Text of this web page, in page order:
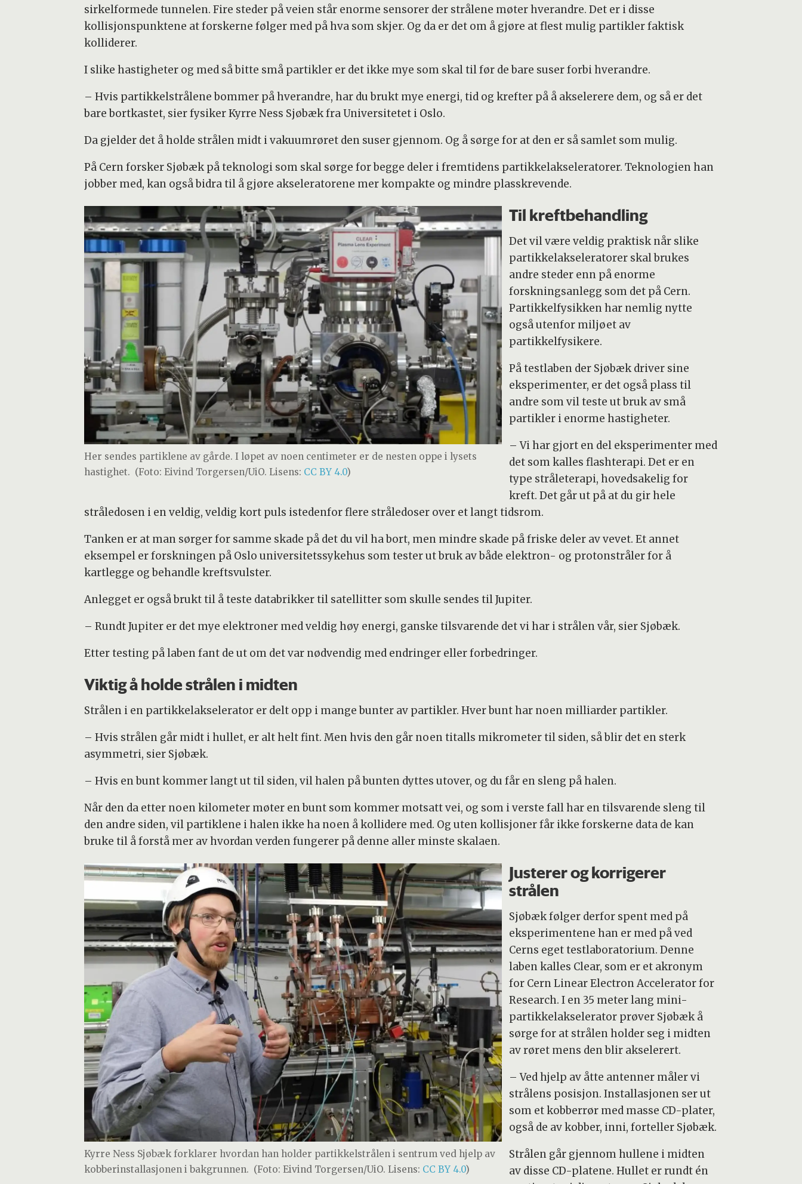
sirkelformede tunnelen. Fire steder på veien står enorme sensorer der strålene møter hverandre. Det er i disse
kollisjonspunktene at forskerne følger med på hva som skjer. Og da er det om å gjøre at flest mulig partikler faktisk
kolliderer.
I slike hastigheter og med så bitte små partikler er det ikke mye som skal til før de bare suser forbi hverandre.
– Hvis partikkelstrålene bommer på hverandre, har du brukt mye energi, tid og krefter på å akselerere dem, og så er det
bare bortkastet, sier fysiker Kyrre Ness Sjøbæk fra Universitetet i Oslo.
Da gjelder det å holde strålen midt i vakuumrøret den suser gjennom. Og å sørge for at den er så samlet som mulig.
På Cern forsker Sjøbæk på teknologi som skal sørge for begge deler i fremtidens partikkelakseleratorer. Teknologien han
jobber med, kan også bidra til å gjøre akseleratorene mer kompakte og mindre plasskrevende.
Her sendes partiklene av gårde. I løpet av noen centimeter er de nesten oppe i lysets
hastighet. (Foto: Eivind Torgersen/UiO. Lisens: CC BY 4.0)
Til kreftbehandling
Det vil være veldig praktisk når slike
partikkelakseleratorer skal brukes
andre steder enn på enorme
forskningsanlegg som det på Cern.
Partikkelfysikken har nemlig nytte
også utenfor miljøet av
partikkelfysikere.
På testlaben der Sjøbæk driver sine
eksperimenter, er det også plass til
andre som vil teste ut bruk av små
partikler i enorme hastigheter.
– Vi har gjort en del eksperimenter med
det som kalles flashterapi. Det er en
type stråleterapi, hovedsakelig for
kreft. Det går ut på at du gir hele
stråledosen i en veldig, veldig kort puls istedenfor flere stråledoser over et langt tidsrom.
Tanken er at man sørger for samme skade på det du vil ha bort, men mindre skade på friske deler av vevet. Et annet
eksempel er forskningen på Oslo universitetssykehus som tester ut bruk av både elektron- og protonstråler for å
kartlegge og behandle kreftsvulster.
Anlegget er også brukt til å teste databrikker til satellitter som skulle sendes til Jupiter.
– Rundt Jupiter er det mye elektroner med veldig høy energi, ganske tilsvarende det vi har i strålen vår, sier Sjøbæk.
Etter testing på laben fant de ut om det var nødvendig med endringer eller forbedringer.
Viktig å holde strålen i midten
Strålen i en partikkelakselerator er delt opp i mange bunter av partikler. Hver bunt har noen milliarder partikler.
– Hvis strålen går midt i hullet, er alt helt fint. Men hvis den går noen titalls mikrometer til siden, så blir det en sterk
asymmetri, sier Sjøbæk.
– Hvis en bunt kommer langt ut til siden, vil halen på bunten dyttes utover, og du får en sleng på halen.
Når den da etter noen kilometer møter en bunt som kommer motsatt vei, og som i verste fall har en tilsvarende sleng til
den andre siden, vil partiklene i halen ikke ha noen å kollidere med. Og uten kollisjoner får ikke forskerne data de kan
bruke til å forstå mer av hvordan verden fungerer på denne aller minste skalaen.
Kyrre Ness Sjøbæk forklarer hvordan han holder partikkelstrålen i sentrum ved hjelp av
kobberinstallasjonen i bakgrunnen. (Foto: Eivind Torgersen/UiO. Lisens: CC BY 4.0)
Justerer og korrigerer
strålen
Sjøbæk følger derfor spent med på
eksperimentene han er med på ved
Cerns eget testlaboratorium. Denne
laben kalles Clear, som er et akronym
for Cern Linear Electron Accelerator for
Research. I en 35 meter lang mini-
partikkelakselerator prøver Sjøbæk å
sørge for at strålen holder seg i midten
av røret mens den blir akselerert.
– Ved hjelp av åtte antenner måler vi
strålens posisjon. Installasjonen ser ut
som et kobberrør med masse CD-plater,
også de av kobber, inni, forteller Sjøbæk.
Strålen går gjennom hullene i midten
av disse CD-platene. Hullet er rundt én